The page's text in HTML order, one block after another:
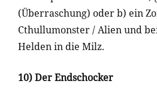
(Überraschung) oder b) ein
Cthullumonster / Alien und
Helden in die Milz.
10) Der Endschocker